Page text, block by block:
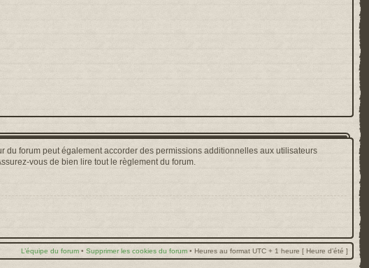
du forum peut également accorder des permissions additionnelles aux utilisateurs
vous de bien lire tout le règlement du forum.
L’équipe du forum • Supprimer les cookies du forum • Heures au format UTC + 1 heure [ Heure d’été ]